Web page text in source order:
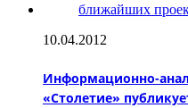
10.04.2012
Информационно-
«Столетие»